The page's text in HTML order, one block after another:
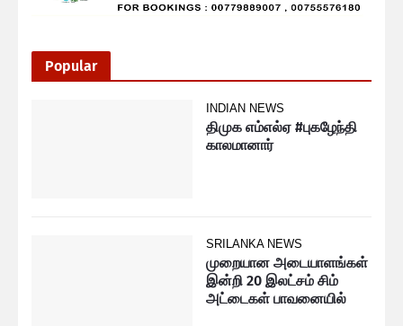
Popular
INDIAN NEWS
திமுக எம்எல்ஏ #புகழேந்தி
காலமானார்
SRILANKA NEWS
முறையான அடையாளங்கள்
இன்றி 20 இலட்சம் சிம்
அட்டைகள் பாவனையில்